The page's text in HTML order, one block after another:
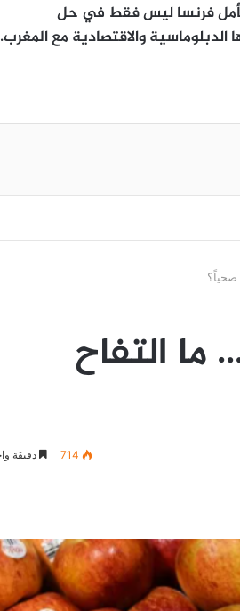
تأمل فرنسا ليس فقط في حل
الدبلوماسية والاقتصادية مع المغرب.